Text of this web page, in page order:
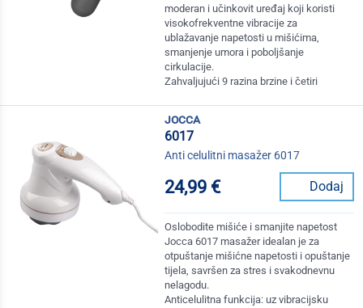
moderan i učinkovit uređaj koji koristi
visokofrekventne vibracije za
ublažavanje napetosti u mišićima,
smanjenje umora i poboljšanje
cirkulacije.
Zahvaljujući 9 razina brzine i četiri
jocca
6017
Anti celulitni masažer 6017
24,99 € Dodaj
Oslobodite mišiće i smanjite napetost
Jocca 6017 masažer idealan je za
otpuštanje mišićne napetosti i opuštanje
tijela, savršen za stres i svakodnevnu
nelagodu.
Anticelulitna funkcija: uz vibracijsku